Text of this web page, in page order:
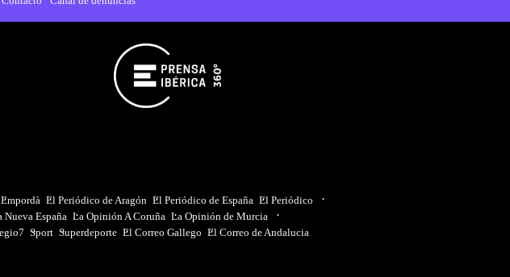
Empordà El Periódico de Aragón El Periódico de España El Periódico
Nueva España La Opinión A Coruña La Opinión de Murcia
Sport Superdeporte El Correo Gallego El Correo de Andalucia